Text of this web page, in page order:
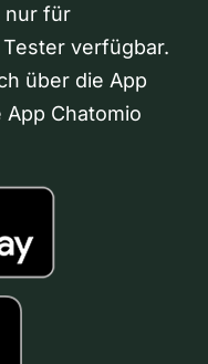
nur für
verfügbar.
über die App
App Chatomio